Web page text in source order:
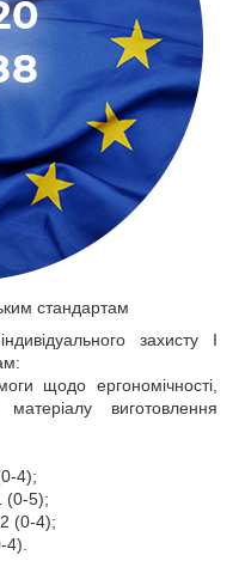
стандартам
захисту І
щодо ергономічності,
виготовлення
4);
(0-5);
(0-4);
4).